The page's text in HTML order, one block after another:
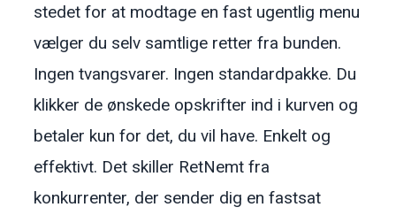
stedet for at modtage en fast ugentlig menu
vælger du selv samtlige retter fra bunden.
Ingen tvangsvarer. Ingen standardpakke. Du
klikker de ønskede opskrifter ind i kurven og
betaler kun for det, du vil have. Enkelt og
effektivt. Det skiller RetNemt fra
konkurrenter, der sender dig en fastsat